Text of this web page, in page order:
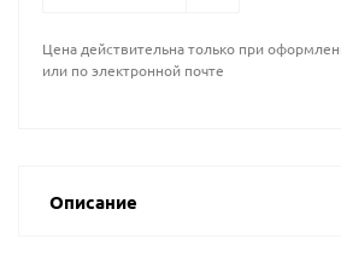
Цена действительна только при
или по электронной почте
Описание